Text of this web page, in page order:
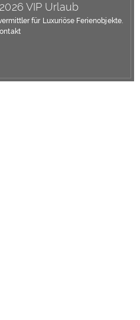
VIP Urlaub
für Luxuriöse Ferienobjekte.